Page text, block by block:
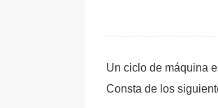
Un ciclo de máquina
Consta de los